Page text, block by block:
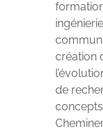
création
de